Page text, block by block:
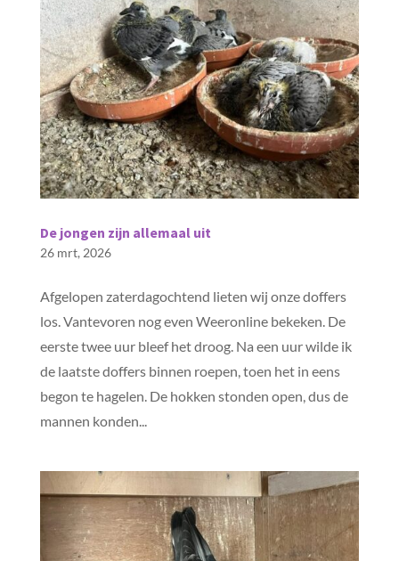
De jongen zijn allemaal uit
26 mrt, 2026
Afgelopen zaterdagochtend lieten wij onze doffers
los. Vantevoren nog even Weeronline bekeken. De
eerste twee uur bleef het droog. Na een uur wilde ik
de laatste doffers binnen roepen, toen het in eens
begon te hagelen. De hokken stonden open, dus de
mannen konden...